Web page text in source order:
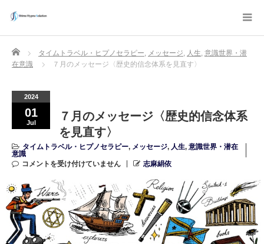
Home タイムトラベル・ヒプノセラピー, メッセージ, 人生, 意識世界・潜
在意識
７月のメッセージ〈歴史的信念体系を見直す〉
2024
01
Jul
７月のメッセージ〈歴史的信念体系
を見直す〉
タイムトラベル・ヒプノセラピー, メッセージ, 人生, 意識世界・潜在
意識
コメントを受け付けていません
志麻絹依